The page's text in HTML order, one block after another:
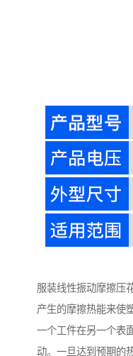
服装线性振动摩擦压
产生的摩擦热能来使
一个工件在另一个表
动。一旦达到预期的